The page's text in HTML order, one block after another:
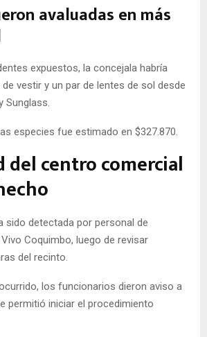
avaluadas en más
expuestos, la concejala habría
vestir y un par de lentes de sol desde
Sunglass.
especies fue estimado en $327.870.
del centro comercial
sido detectada por personal de
Coquimbo, luego de revisar
del recinto.
los funcionarios dieron aviso a
permitió iniciar el procedimiento